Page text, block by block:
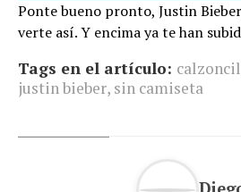
Ponte bueno pronto, Justin
verte así. Y encima ya te han
Tags en el artículo:
justin bieber, sin camiseta